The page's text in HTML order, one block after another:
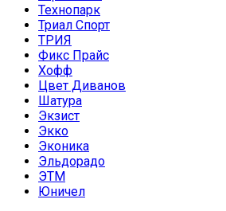
Технопарк
Триал Спорт
ТРИЯ
Фикс Прайс
Хофф
Цвет Диванов
Шатура
Экзист
Экко
Эконика
Эльдорадо
ЭТМ
Юничел